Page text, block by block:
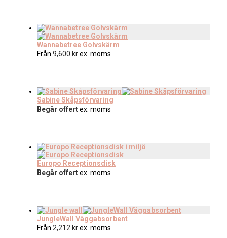
Wannabetree Golvskärm
Från 9,600 krex. moms
Sabine Skåpsförvaring
Begär offertex. moms
Europo Receptionsdisk
Begär offertex. moms
JungleWall Väggabsorbent
Från 2,212 krex. moms